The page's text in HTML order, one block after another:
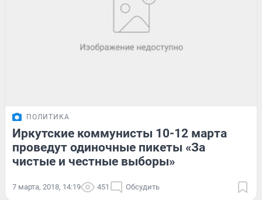
ПОЛИТИКА
Иркутские коммунисты 10-12 марта
проведут одиночные пикеты «За
чистые и честные выборы»
7 марта, 2018, 14:19 451 Обсудить